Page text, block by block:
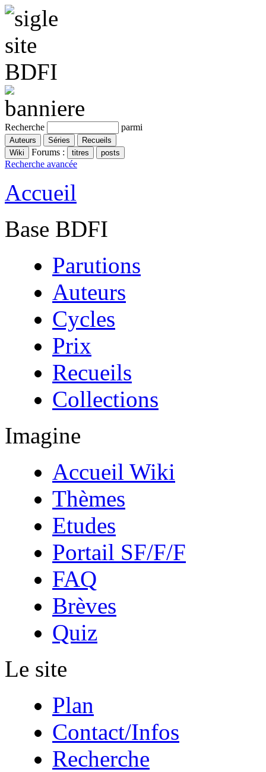
Recherche parmi
Forums :
Recherche avancée
Accueil
Base BDFI
Parutions
Auteurs
Cycles
Prix
Recueils
Collections
Imagine
Accueil Wiki
Thèmes
Etudes
Portail SF/F/F
FAQ
Brèves
Quiz
Le site
Plan
Contact/Infos
Recherche